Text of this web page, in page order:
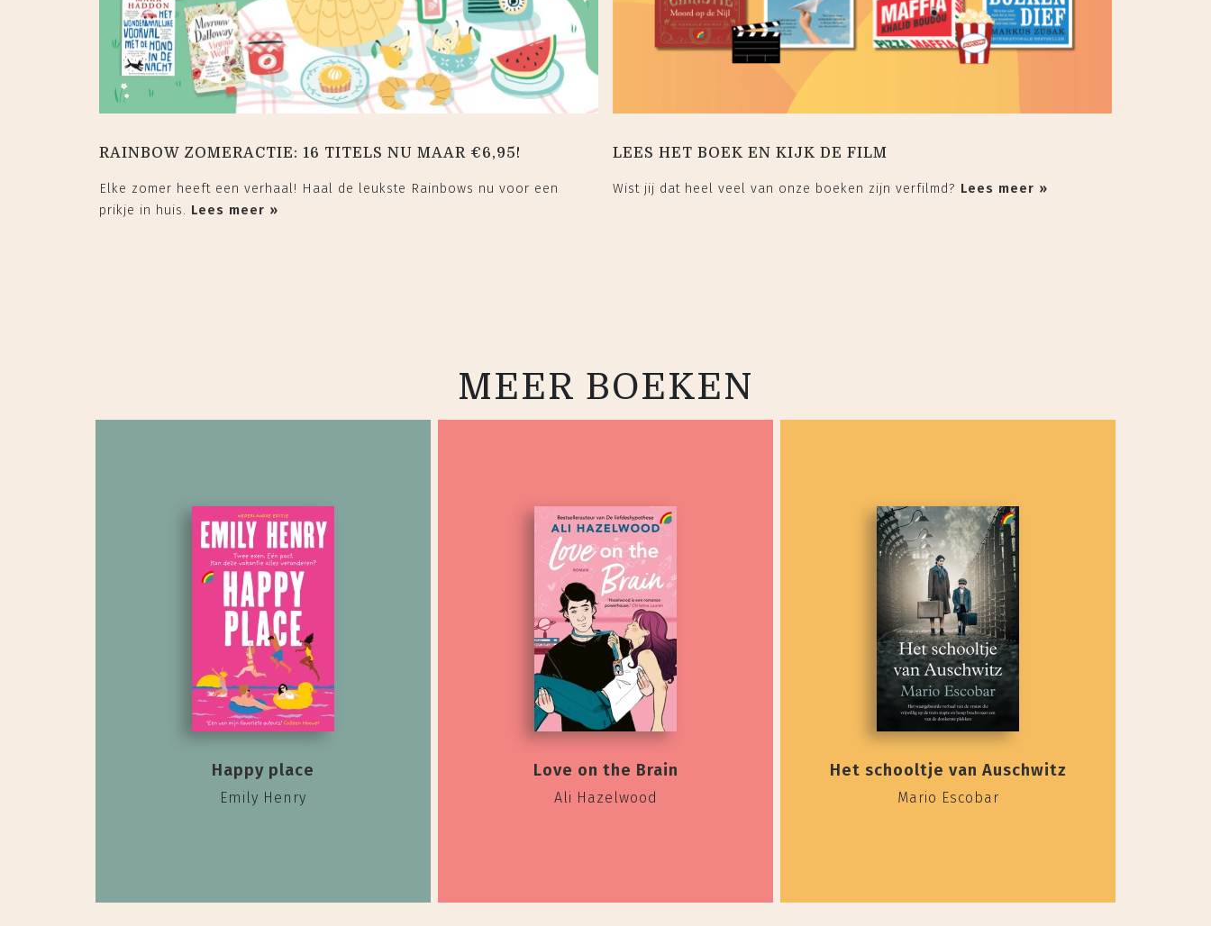
RAINBOW ZOMERACTIE: 16 TITELS NU MAAR €6,95!
Elke zomer heeft een verhaal! Haal de leukste Rainbows nu voor een
prikje in huis. Lees meer »
LEES HET BOEK EN KIJK DE FILM
Wist jij dat heel veel van onze boeken zijn verfilmd? Lees meer »
MEER BOEKEN
Happy place
Emily Henry
Love on the Brain
Ali Hazelwood
Het schooltje van Auschwitz
Mario Escobar